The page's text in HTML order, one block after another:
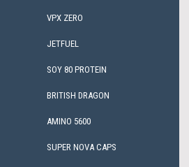
VPX ZERO
JETFUEL
SOY 80 PROTEIN
BRITISH DRAGON
AMINO 5600
SUPER NOVA CAPS